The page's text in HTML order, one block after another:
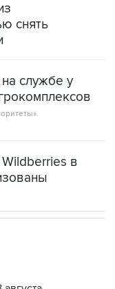
снять
службе у
в